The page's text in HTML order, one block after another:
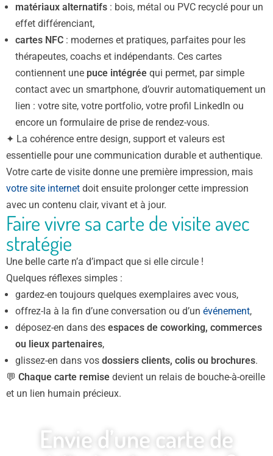
matériaux alternatifs : bois, métal ou PVC recyclé pour un
effet différenciant,
cartes NFC : modernes et pratiques, parfaites pour les
thérapeutes, coachs et indépendants. Ces cartes
contiennent une puce intégrée qui permet, par simple
contact avec un smartphone, d’ouvrir automatiquement un
lien : votre site, votre portfolio, votre profil LinkedIn ou
encore un formulaire de prise de rendez-vous.
✦ La cohérence entre design, support et valeurs est
essentielle pour une communication durable et authentique.
Votre carte de visite donne une première impression, mais
votre site internet doit ensuite prolonger cette impression
avec un contenu clair, vivant et à jour.
Faire vivre sa carte de visite avec
stratégie
Une belle carte n’a d’impact que si elle circule !
Quelques réflexes simples :
gardez-en toujours quelques exemplaires avec vous,
offrez-la à la fin d’une conversation ou d’un événement,
déposez-en dans des espaces de coworking, commerces
ou lieux partenaires,
glissez-en dans vos dossiers clients, colis ou brochures.
💬 Chaque carte remise devient un relais de bouche-à-oreille
et un lien humain précieux.
Envie d’une carte de